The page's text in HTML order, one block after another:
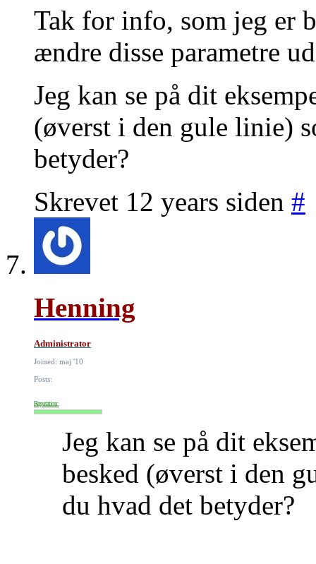
Tak for info, som jeg er
ændre disse parametre
Jeg kan se på dit
(øverst i den gule linie)
betyder?
Skrevet 12 years siden #
Henning
Administrator
Joined: maj '10
Posts:
Reputation:
Jeg kan se på dit
besked (øverst i den
du hvad det betyder?